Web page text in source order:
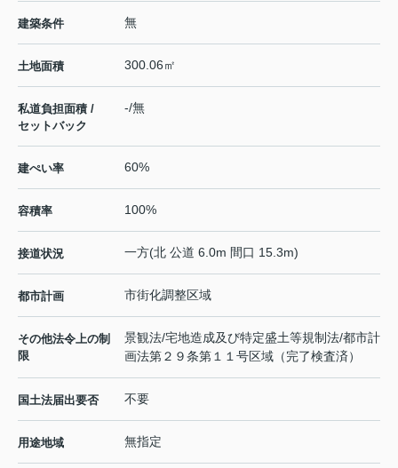
建築条件 無
土地面積 300.06㎡
私道負担面積 /
セットバック
-/無
建ぺい率 60%
容積率 100%
接道状況 一方(北 公道 6.0m 間口 15.3m)
都市計画 市街化調整区域
その他法令上の制
限
景観法/宅地造成及び特定盛土等規制法/都市計
画法第２９条第１１号区域（完了検査済）
国土法届出要否 不要
用途地域 無指定